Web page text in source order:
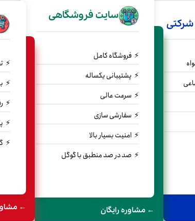
سایت فروشگاهی
فروشگاه کامل
پشتیبانی یکساله
سرعت عالی
سفارشی سازی
امنیت بسیار بالا
صد در صد منطبق با گوگل
← مشاوره رایگان ←